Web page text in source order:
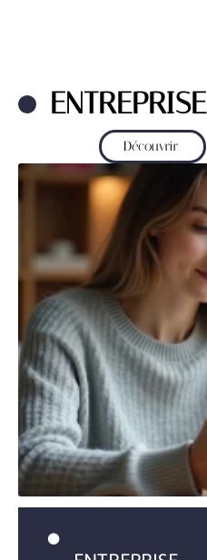
ENTREPRISE
Découvrir